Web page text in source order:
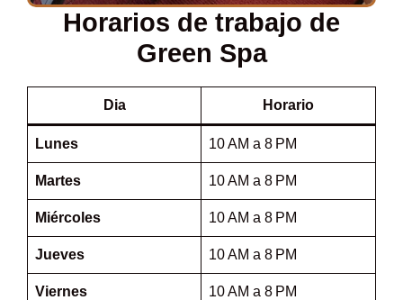
Horarios de trabajo de
Green Spa
Dia Horario
Lunes 10 AM a 8 PM
Martes 10 AM a 8 PM
Miércoles 10 AM a 8 PM
Jueves 10 AM a 8 PM
Viernes 10 AM a 8 PM